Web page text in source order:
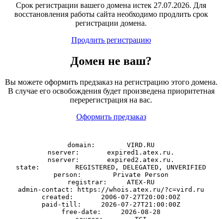
Срок регистрации вашего домена истек 27.07.2026. Для
восстановления работы сайта необходимо продлить срок
регистрации домена.
Продлить регистрацию
Домен не ваш?
Вы можете оформить предзаказ на регистрацию этого домена.
В случае его освобождения будет произведена приоритетная
перерегистрация на вас.
Оформить предзаказ
domain:        VIRD.RU
nserver:       expired1.atex.ru.
nserver:       expired2.atex.ru.
state:         REGISTERED, DELEGATED, UNVERIFIED
person:        Private Person
registrar:     ATEX-RU
admin-contact: https://whois.atex.ru/?c=vird.ru
created:       2006-07-27T20:00:00Z
paid-till:     2026-07-27T21:00:00Z
free-date:     2026-08-28